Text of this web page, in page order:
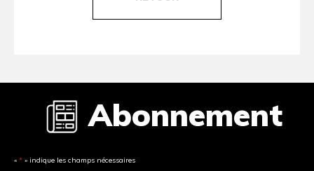
Abonnement
« * » indique les champs nécessaires